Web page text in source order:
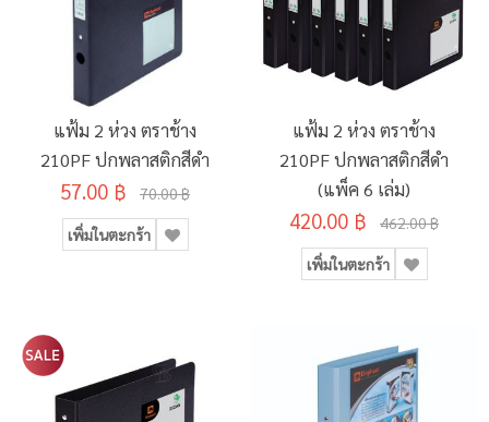
แฟ้ม 2 ห่วง ตราช้าง
210PF ปกพลาสติกสีดำ
57.00 ฿ 70.00 ฿
เพิ่มในตะกร้า
แฟ้ม 2 ห่วง ตราช้าง
210PF ปกพลาสติกสีดำ
(แพ็ค 6 เล่ม)
420.00 ฿ 462.00 ฿
เพิ่มในตะกร้า